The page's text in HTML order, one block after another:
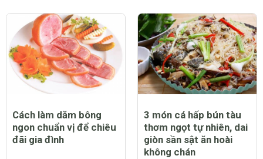
Cách làm dăm bông
ngon chuẩn vị để chiêu
đãi gia đình
3 món cá hấp bún tàu
thơm ngọt tự nhiên, dai
giòn sần sật ăn hoài
không chán